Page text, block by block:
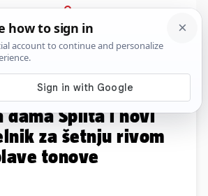
PRIJAVA
Galerija Komentari
dama Splita i novi
za šetnju rivom
tonove